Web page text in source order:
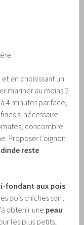
en choisissant un
mariner au moins 2
4 minutes par face,
si nécessaire.
concombre
Proposer l’oignon
dinde reste
fondant aux pois
pois chiches sont
obtenir une peau
les plus petits,